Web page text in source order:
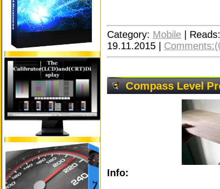
Category: Mobile
Reads:
19.11.2015
Compass Level
Info: